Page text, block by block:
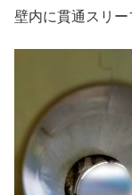
壁内に貫通スリー